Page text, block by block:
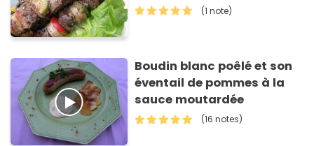
(1 note)
Boudin blanc poêlé et son
éventail de pommes à la
sauce moutardée
(16 notes)